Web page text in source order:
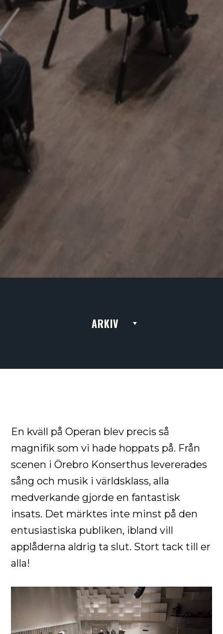
En kväll på Operan blev precis så
magnifik som vi hade hoppats på. Från
scenen i Örebro Konserthus levererades
sång och musik i världsklass, alla
medverkande gjorde en fantastisk
insats. Det märktes inte minst på den
entusiastiska publiken, ibland vill
applåderna aldrig ta slut. Stort tack till er
alla!
ARKIV